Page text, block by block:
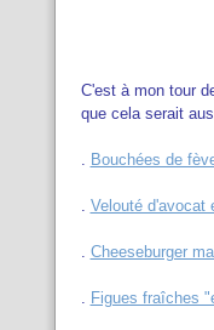
C'est à mon tour
que cela serait
Bouchées de
Velouté d'avocat
Cheeseburger
Figues fraîches